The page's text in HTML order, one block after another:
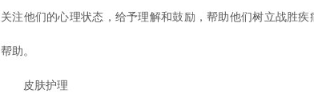
关注他们的心理状态，给予理解和鼓励，帮助他们树立战胜
帮助。
皮肤护理